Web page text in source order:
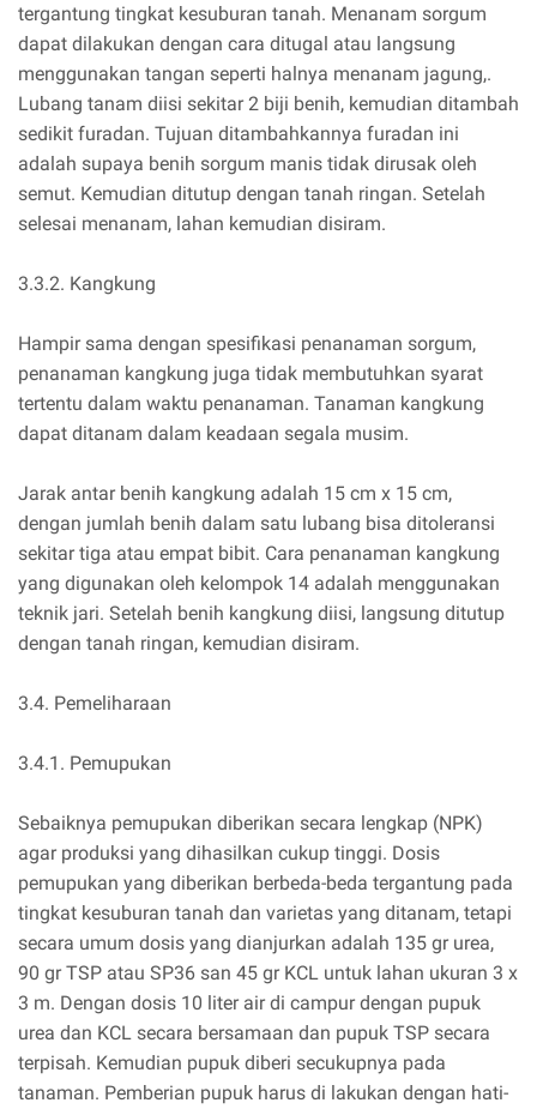
tergantung tingkat kesuburan tanah. Menanam sorgum
dapat dilakukan dengan cara ditugal atau langsung
menggunakan tangan seperti halnya menanam jagung,.
Lubang tanam diisi sekitar 2 biji benih, kemudian ditambah
sedikit furadan. Tujuan ditambahkannya furadan ini
adalah supaya benih sorgum manis tidak dirusak oleh
semut. Kemudian ditutup dengan tanah ringan. Setelah
selesai menanam, lahan kemudian disiram.
3.3.2. Kangkung
Hampir sama dengan spesifikasi penanaman sorgum,
penanaman kangkung juga tidak membutuhkan syarat
tertentu dalam waktu penanaman. Tanaman kangkung
dapat ditanam dalam keadaan segala musim.
Jarak antar benih kangkung adalah 15 cm x 15 cm,
dengan jumlah benih dalam satu lubang bisa ditoleransi
sekitar tiga atau empat bibit. Cara penanaman kangkung
yang digunakan oleh kelompok 14 adalah menggunakan
teknik jari. Setelah benih kangkung diisi, langsung ditutup
dengan tanah ringan, kemudian disiram.
3.4. Pemeliharaan
3.4.1. Pemupukan
Sebaiknya pemupukan diberikan secara lengkap (NPK)
agar produksi yang dihasilkan cukup tinggi. Dosis
pemupukan yang diberikan berbeda-beda tergantung pada
tingkat kesuburan tanah dan varietas yang ditanam, tetapi
secara umum dosis yang dianjurkan adalah 135 gr urea,
90 gr TSP atau SP36 san 45 gr KCL untuk lahan ukuran 3 x
3 m. Dengan dosis 10 liter air di campur dengan pupuk
urea dan KCL secara bersamaan dan pupuk TSP secara
terpisah. Kemudian pupuk diberi secukupnya pada
tanaman. Pemberian pupuk harus di lakukan dengan hati-